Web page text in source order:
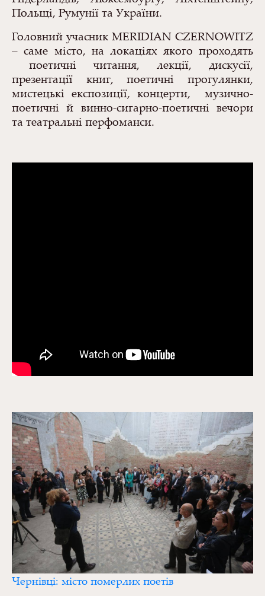
Польщі, Румунії та України.
Головний учасник MERIDIAN CZERNOWITZ
– саме місто, на локаціях якого проходять
поетичні читання, лекції, дискусії,
презентації книг, поетичні прогулянки,
мистецькі експозиції, концерти, музично-
поетичні й винно-сигарно-поетичні вечори
та театральні перфоманси.
Чернівці: місто померлих поетів